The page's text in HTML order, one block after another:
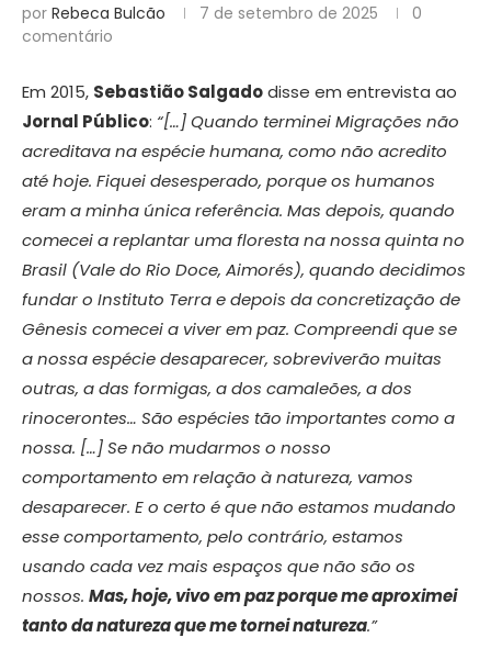
por Rebeca Bulcão 7 de setembro de 2025
0
comentário
Em 2015, Sebastião Salgadodisse em entrevista ao
Jornal Público: “[…] Quando terminei Migrações não
acreditava na espécie humana, como não acredito
até hoje. Fiquei desesperado, porque os humanos
eram a minha única referência. Mas depois, quando
comecei a replantar uma floresta na nossa quinta no
Brasil (Vale do Rio Doce, Aimorés), quando decidimos
fundar o Instituto Terra e depois da concretização de
Gênesis comecei a viver em paz. Compreendi que se
a nossa espécie desaparecer, sobreviverão muitas
outras, a das formigas, a dos camaleões, a dos
rinocerontes… São espécies tão importantes como a
nossa. […] Se não mudarmos o nosso
comportamento em relação à natureza, vamos
desaparecer. E o certo é que não estamos mudando
esse comportamento, pelo contrário, estamos
usando cada vez mais espaços que não são os
nossos. Mas, hoje, vivo em paz porque me aproximei
tanto da natureza que me tornei natureza.”